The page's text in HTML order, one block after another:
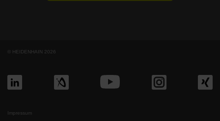
© HEIDENHAIN 2026
Impressum